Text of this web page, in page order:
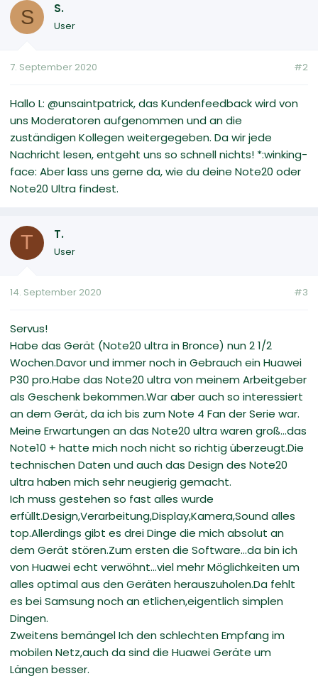
S S.
User
7. September 2020 #2
Hallo L: @unsaintpatrick, das Kundenfeedback wird von
uns Moderatoren aufgenommen und an die
zuständigen Kollegen weitergegeben. Da wir jede
Nachricht lesen, entgeht uns so schnell nichts! *:winking-
face: Aber lass uns gerne da, wie du deine Note20 oder
Note20 Ultra findest.
T T.
User
14. September 2020 #3
Servus!
Habe das Gerät (Note20 ultra in Bronce) nun 2 1/2
Wochen.Davor und immer noch in Gebrauch ein Huawei
P30 pro.Habe das Note20 ultra von meinem Arbeitgeber
als Geschenk bekommen.War aber auch so interessiert
an dem Gerät, da ich bis zum Note 4 Fan der Serie war.
Meine Erwartungen an das Note20 ultra waren groß...das
Note10 + hatte mich noch nicht so richtig überzeugt.Die
technischen Daten und auch das Design des Note20
ultra haben mich sehr neugierig gemacht.
Ich muss gestehen so fast alles wurde
erfüllt.Design,Verarbeitung,Display,Kamera,Sound alles
top.Allerdings gibt es drei Dinge die mich absolut an
dem Gerät stören.Zum ersten die Software...da bin ich
von Huawei echt verwöhnt...viel mehr Möglichkeiten um
alles optimal aus den Geräten herauszuholen.Da fehlt
es bei Samsung noch an etlichen,eigentlich simplen
Dingen.
Zweitens bemängel Ich den schlechten Empfang im
mobilen Netz,auch da sind die Huawei Geräte um
Längen besser.